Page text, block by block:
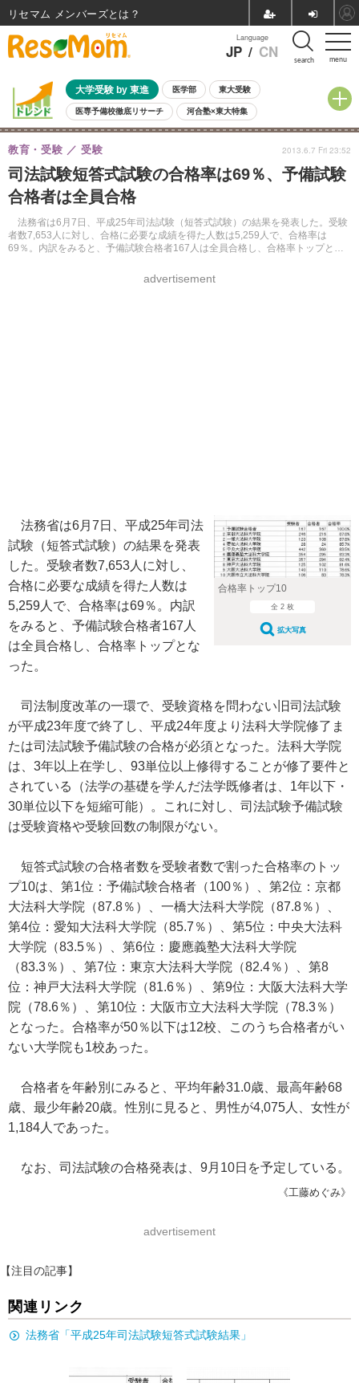
menu
Language
JP / CN search
大学受験 by 東進 医学部 東大受験
医専予備校徹底リサーチ 河合塾×東大特集
親子で考える大学選び 高校受験 中学受験 小学校受験
共通テスト 夏休み
8月開催イベント・WS 全国公立高校 過去問 人気記事
自由研究教材（小学生向け）
司法試験短答式試験の合格率は69％、予備試験
合格者は全員合格
法務省は6月7日、平成25年司法試験（短答式試験）の結果を発表した。受験
者数7,653人に対し、合格に必要な成績を得た人数は5,259人で、合格率は
69％。内訳をみると、予備試験合格者167人は全員合格し、合格率トップとな
教育・受験 受験
advertisement
2013.6.7 Fri 23:52
合格率トップ10
全 2 枚
拡大写真
法務省は6月7日、平成25年司法
試験（短答式試験）の結果を発表
した。受験者数7,653人に対し、
合格に必要な成績を得た人数は
5,259人で、合格率は69％。内訳
をみると、予備試験合格者167人
は全員合格し、合格率トップとな
った。
司法制度改革の一環で、受験資格を問わない旧司法試験
が平成23年度で終了し、平成24年度より法科大学院修了ま
たは司法試験予備試験の合格が必須となった。法科大学院
は、3年以上在学し、93単位以上修得することが修了要件と
されている（法学の基礎を学んだ法学既修者は、1年以下・
30単位以下を短縮可能）。これに対し、司法試験予備試験
は受験資格や受験回数の制限がない。
短答式試験の合格者数を受験者数で割った合格率のトッ
プ10は、第1位：予備試験合格者（100％）、第2位：京都
大法科大学院（87.8％）、一橋大法科大学院（87.8％）、
第4位：愛知大法科大学院（85.7％）、第5位：中央大法科
大学院（83.5％）、第6位：慶應義塾大法科大学院
（83.3％）、第7位：東京大法科大学院（82.4％）、第8
位：神戸大法科大学院（81.6％）、第9位：大阪大法科大学
院（78.6％）、第10位：大阪市立大法科大学院（78.3％）
となった。合格率が50％以下は12校、このうち合格者がい
ない大学院も1校あった。
合格者を年齢別にみると、平均年齢31.0歳、最高年齢68
歳、最少年齢20歳。性別に見ると、男性が4,075人、女性が
1,184人であった。
なお、司法試験の合格発表は、9月10日を予定している。
《工藤めぐみ》
advertisement
【注目の記事】
関連リンク
法務省「平成25年司法試験短答式試験結果」
リセマム メンバーズ